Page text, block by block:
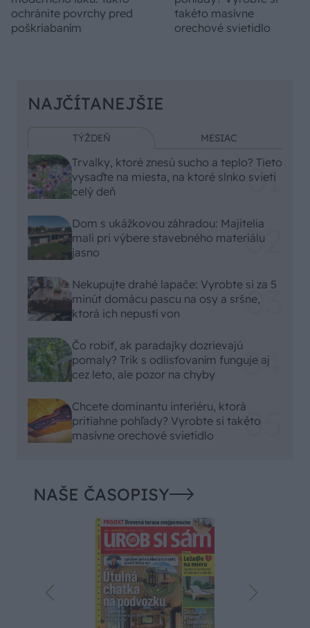
ochránite povrchy pred
poškriabaním
takéto masívne
orechové svietidlo
NAJČÍTANEJŠIE
TÝŽDEŇ MESIAC
Trvalky, ktoré znesú sucho a teplo? Tieto
vysaďte na miesta, na ktoré slnko svieti
celý deň
Dom s ukážkovou záhradou: Majitelia
mali pri výbere stavebného materiálu
jasno
Nekupujte drahé lapače: Vyrobte si za 5
minút domácu pascu na osy a sršne,
ktorá ich nepustí von
Čo robiť, ak paradajky dozrievajú
pomaly? Trik s odlisťovaním funguje aj
cez leto, ale pozor na chyby
Chcete dominantu interiéru, ktorá
pritiahne pohľady? Vyrobte si takéto
masívne orechové svietidlo
NAŠE ČASOPISY